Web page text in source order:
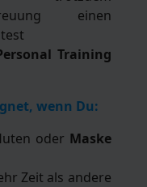
einen
Training
wenn Du:
oder Maske
Zeit als andere